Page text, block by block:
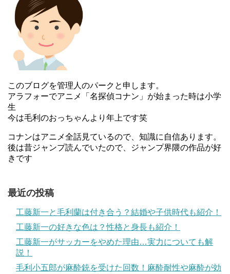
っぺけですけど いいでそべつに。」として再スタートを切
っています。
ブログ開始当時、長女フーちゃんは5歳、次女スーちゃんは
3歳、三女チーちゃんは1歳でした。
ているそうです。
やはりお母さんの松本ぷりっつ先生のように、絵を仕事に
したいのでしょうか？
三女のチーちゃんは、中学受験をして合格し、2017年4月
から通っているそうです。
のですが、松本ぷりっつ先生の描くエッセイ漫画は子育て
というより、家族や家庭を思わせるものだから、違和感な
く何年も読み続けられます。
関連記事
関連記事
このブログを管理人のパークと申します。
アラフォーでアニメ「名探偵コナン」が始まった時は小学
生
今は毛利のおっちゃんより年上です笑
コナンはアニメ全話見ているので、知識に自信あります。
後は昔ジャンプ読んでいたので、ジャンプ界隈の作品が好
きです
最近の投稿
工藤新一と毛利蘭は付き合う？結婚や子供時代も紹介！
工藤新一の好きな色は？性格と身長も紹介！
工藤新一がサッカーをやめた理由…実力についても解
説！
毛利小五郎が麻酔銃を受けた回数！麻酔耐性や麻酔が効